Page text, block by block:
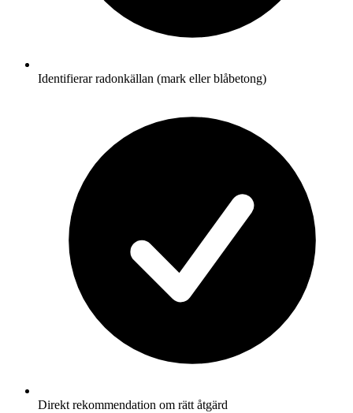
Identifierar radonkällan (mark eller blåbetong)
Direkt rekommendation om rätt åtgärd